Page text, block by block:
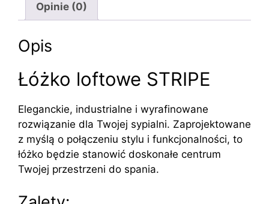
Opinie (0)
Opis
Łóżko loftowe STRIPE
Eleganckie, industrialne i wyrafinowane
rozwiązanie dla Twojej sypialni. Zaprojektowane
z myślą o połączeniu stylu i funkcjonalności, to
łóżko będzie stanowić doskonałe centrum
Twojej przestrzeni do spania.